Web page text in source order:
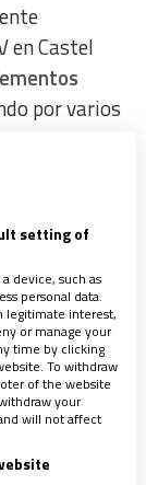
en Castel
por varios
esto no es
libertad
mundo.
grupo que
no son
sino la
se niega
setting of
device, such as
personal data.
legitimate interest,
or manage your
time by clicking
To withdraw
of the website
your
will not affect